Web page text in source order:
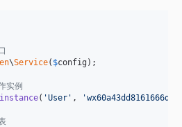
\Service( $config );
实例
instance( 'User ' , 'wx60a43dd8161666d4